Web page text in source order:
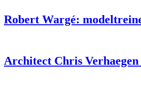
Robert Wargé:
Architect Chris